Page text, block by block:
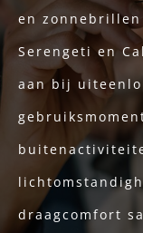
en zonnebrillen
Serengeti en
aan bij
draagcomfort